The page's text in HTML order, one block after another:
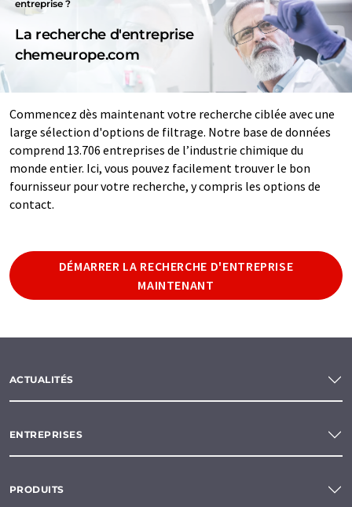
entreprise ?
La recherche d'entreprise
chemeurope.com
Commencez dès maintenant votre recherche ciblée avec une
large sélection d'options de filtrage. Notre base de données
comprend 13.706 entreprises de l’industrie chimique du
monde entier. Ici, vous pouvez facilement trouver le bon
fournisseur pour votre recherche, y compris les options de
contact.
DÉMARRER LA RECHERCHE D'ENTREPRISE
MAINTENANT
ACTUALITÉS
ENTREPRISES
PRODUITS